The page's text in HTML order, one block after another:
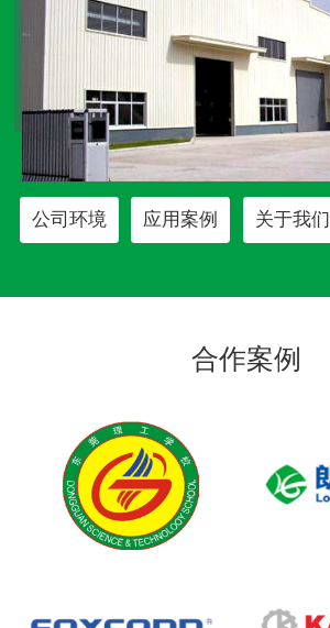
公司环境 应用案例 关于我们
合作案例